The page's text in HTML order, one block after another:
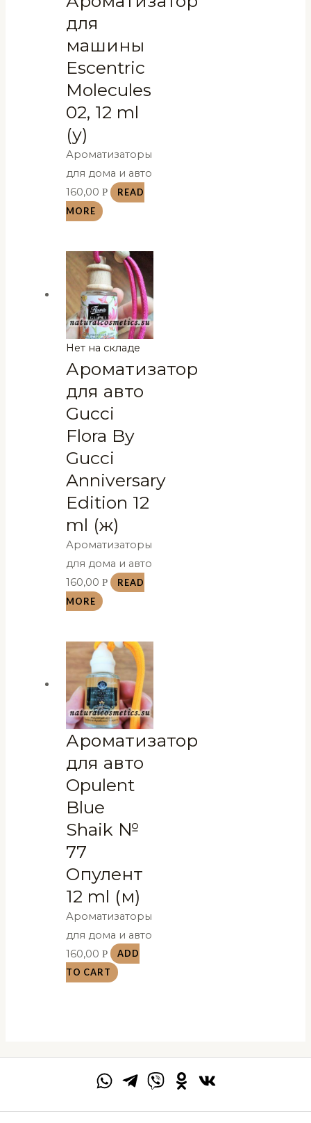
для
машины
Escentric
Molecules
02, 12 ml
(у)
Ароматизаторы
для дома и авто
160,00Р
READ
MORE
Нет на складе
Ароматизатор
для авто
Gucci
Flora By
Gucci
Anniversary
Edition 12
ml (ж)
Ароматизаторы
для дома и авто
160,00Р
READ
MORE
Ароматизатор
для авто
Opulent
Blue
Shaik №
77
Опулент
12 ml (м)
Ароматизаторы
для дома и авто
160,00Р
ADD
TO CART